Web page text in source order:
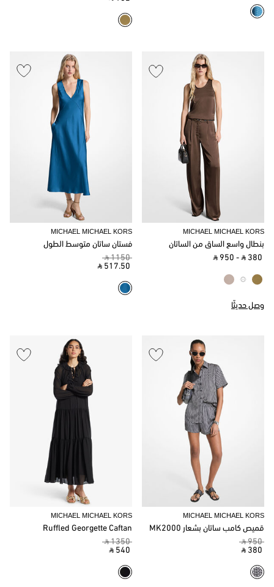
MICHAEL MICHAEL KORS
بنطال واسع الساق من الساتان
‎ ⃁ 380 ‎
-
‎ ⃁ 950 ‎
وصل حديثًا
MICHAEL MICHAEL KORS
فستان ساتان متوسط ​​الطول
‎ ⃁ 1150 ‎
‎ ⃁ 517.50 ‎
MICHAEL MICHAEL KORS
قميص كامب ساتان بشعار MK2000
‎ ⃁ 950 ‎
‎ ⃁ 380 ‎
MICHAEL MICHAEL KORS
Ruffled Georgette Caftan
‎ ⃁ 1350 ‎
‎ ⃁ 540 ‎